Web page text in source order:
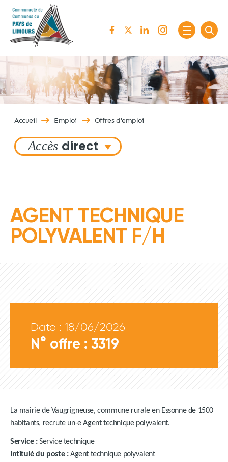
Passer au contenu
Accueil Emploi Offres d'emploi
Accès direct
AGENT TECHNIQUE
POLYVALENT F/H
Date : 18/06/2026
N° offre : 3319
La mairie de Vaugrigneuse, commune rurale en Essonne de 1500
habitants, recrute un-e Agent technique polyvalent.
Service :Service technique
Intitulé du poste :Agent technique polyvalent